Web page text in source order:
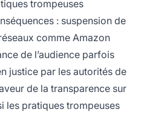
trompeuses
: suspension de
comme Amazon
de l’audience parfois
justice par les autorités de
de la transparence sur
les pratiques trompeuses